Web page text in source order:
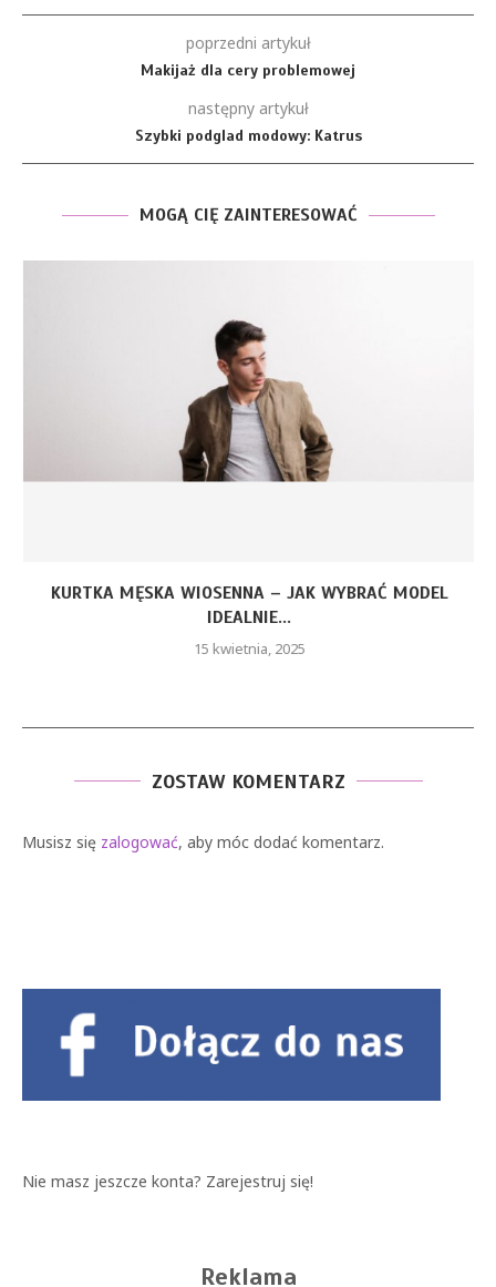
poprzedni artykuł
Makijaż dla cery problemowej
następny artykuł
Szybki podglad modowy: Katrus
MOGĄ CIĘ ZAINTERESOWAĆ
KURTKA MĘSKA WIOSENNA – JAK WYBRAĆ MODEL
IDEALNIE...
15 kwietnia, 2025
ZOSTAW KOMENTARZ
Musisz się zalogować, aby móc dodać komentarz.
Nie masz jeszcze konta? Zarejestruj się!
Reklama